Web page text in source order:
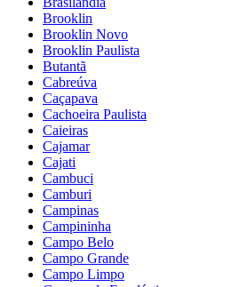
Brooklin
Brooklin Novo
Brooklin Paulista
Butantã
Cabreúva
Caçapava
Cachoeira Paulista
Caieiras
Cajamar
Cajati
Cambuci
Camburi
Campinas
Campininha
Campo Belo
Campo Grande
Campo Limpo